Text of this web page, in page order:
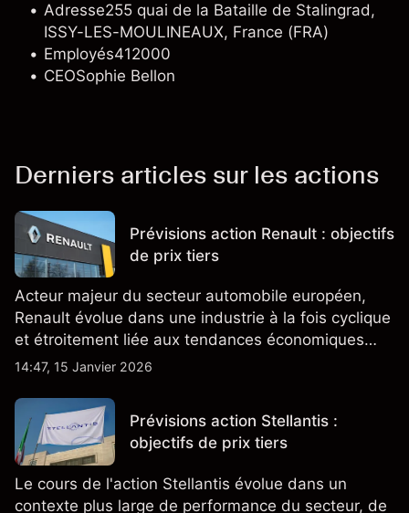
Adresse255 quai de la Bataille de Stalingrad,
ISSY-LES-MOULINEAUX, France (FRA)
Employés412000
CEOSophie Bellon
Derniers articles sur les actions
Prévisions action Renault : objectifs
de prix tiers
Acteur majeur du secteur automobile européen,
Renault évolue dans une industrie à la fois cyclique
et étroitement liée aux tendances économiques
générales.
14:47, 15 Janvier 2026
Prévisions action Stellantis :
objectifs de prix tiers
Le cours de l'action Stellantis évolue dans un
contexte plus large de performance du secteur, de